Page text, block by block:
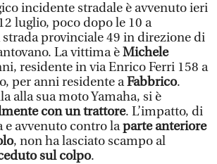
incidente stradale è avvenuto ieri
luglio, poco dopo le 10 a
strada provinciale 49 in direzione di
La vittima èMichele
residente in via Enrico Ferri 158 a
per anni residente aFabbrico.
alla sua moto Yamaha, si è
con un trattore. L’impatto, di
e avvenuto contro laparte anteriore
, non ha lasciato scampo al
sul colpo.